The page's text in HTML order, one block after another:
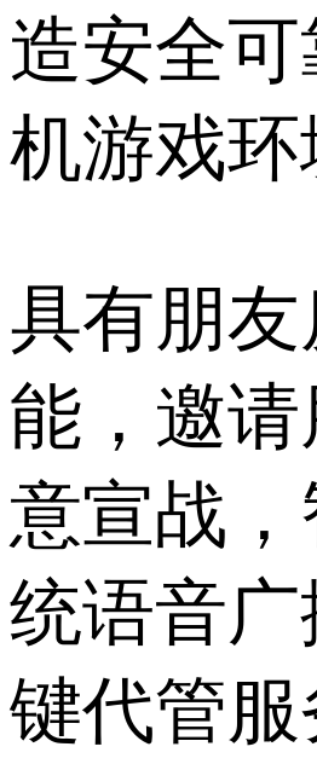
造安全
机游戏环
具有朋友
能，邀
意宣战
统语音
键代管服